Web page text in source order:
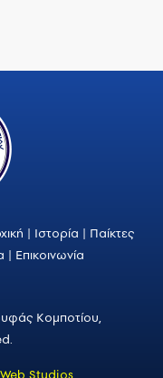
| Ιστορία | Παίκτες
| Επικοινωνία
Κομποτίου,